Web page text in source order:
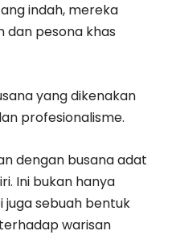
indah, mereka
dan pesona khas
yang dikenakan
profesionalisme.
dengan busana adat
Ini bukan hanya
sebuah bentuk
warisan